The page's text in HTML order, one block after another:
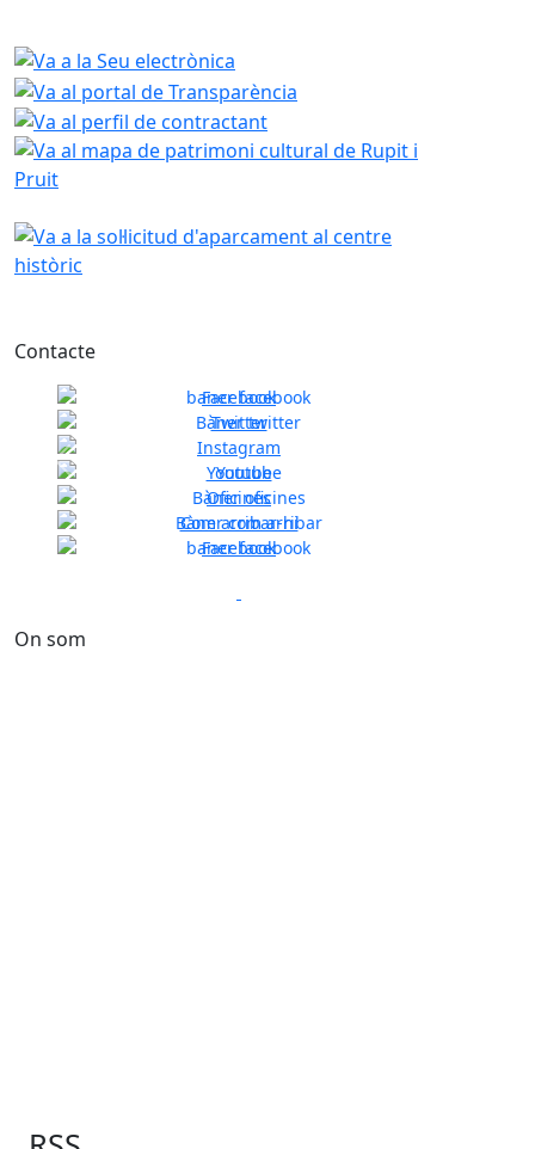
Contacte
Facebook
Twitter
Instagram
Youtube
Oficines
Com arribar-hi
Previous
Facebook
On som